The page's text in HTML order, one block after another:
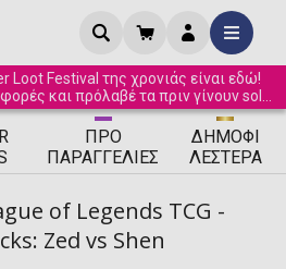
Loot Festival της χρονιάς είναι εδώ!
και πρόλαβέ τα πριν γίνουν sold
out! ☀️
ΠΡΟ
ΠΑΡΑΓΓΕΛΊΕΣ
ΔΗΜΟΦΙ
ΛΈΣΤΕΡΑ
of Legends TCG -
Zed vs Shen